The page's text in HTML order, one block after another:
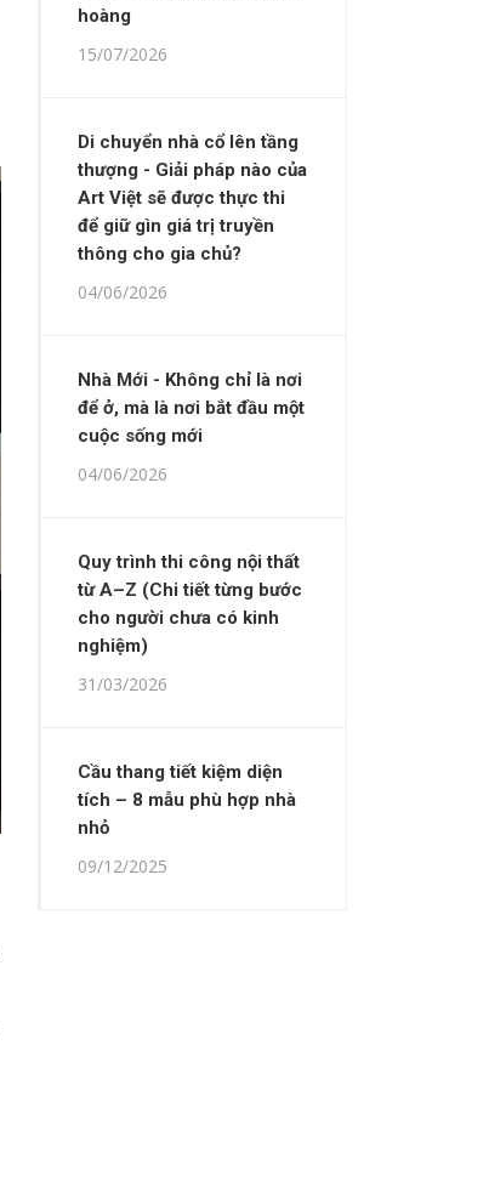
hoàng
15/07/2026
Di chuyển nhà cổ lên tầng
thượng - Giải pháp nào của
Art Việt sẽ được thực thi
để giữ gìn giá trị truyền
thông cho gia chủ?
04/06/2026
Nhà Mới - Không chỉ là nơi
để ở, mà là nơi bắt đầu một
cuộc sống mới
04/06/2026
Quy trình thi công nội thất
từ A–Z (Chi tiết từng bước
cho người chưa có kinh
nghiệm)
31/03/2026
Cầu thang tiết kiệm diện
tích – 8 mẫu phù hợp nhà
nhỏ
09/12/2025